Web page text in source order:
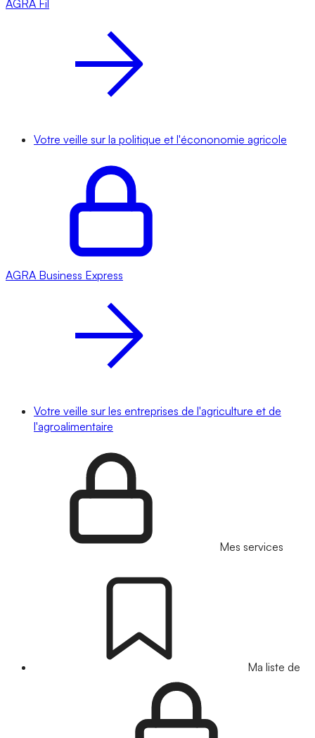
AGRA Fil
Votre veille sur la politique et l'écononomie agricole
AGRA Business Express
Votre veille sur les entreprises de l'agriculture et de
l'agroalimentaire
Mes services
Ma liste de